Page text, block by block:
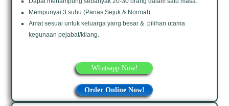
Mempunyai 3 suhu (Panas,Sejuk & Normal).
Amat sesuai untuk keluarga yang besar & pilihan utama
kegunaan pejabat/kilang.
Whatsapp Now!
Order Online Now!